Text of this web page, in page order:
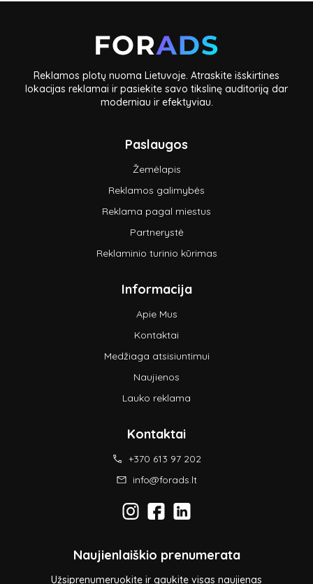
Reklamos plotų nuoma Lietuvoje. Atraskite išskirtines
lokacijas reklamai ir pasiekite savo tikslinę auditoriją dar
moderniau ir efektyviau.
Paslaugos
Žemėlapis
Reklamos galimybės
Reklama pagal miestus
Partnerystė
Reklaminio turinio kūrimas
Informacija
Apie Mus
Kontaktai
Medžiaga atsisiuntimui
Naujienos
Lauko reklama
Kontaktai
+370 613 97 202
info@forads.lt
Naujienlaiškio prenumerata
Užsiprenumeruokite ir gaukite visas naujienas